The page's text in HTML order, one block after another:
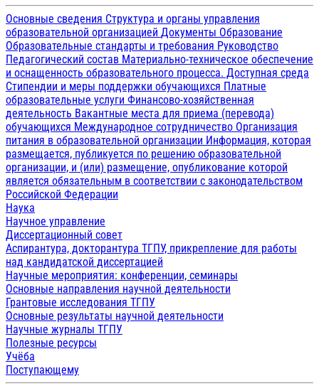
Основные сведения Структура и органы управления
образовательной организацией Документы Образование
Образовательные стандарты и требования Руководство
Педагогический состав Материально-техническое обеспечение
и оснащенность образовательного процесса. Доступная среда
Стипендии и меры поддержки обучающихся Платные
образовательные услуги Финансово-хозяйственная
деятельность Вакантные места для приема (перевода)
обучающихся Международное сотрудничество Организация
питания в образовательной организации Информация, которая
размещается, публикуется по решению образовательной
организации, и (или) размещение, опубликование которой
является обязательным в соответствии с законодательством
Российской Федерации
Наука
Научное управление
Диссертационный совет
Аспирантура, докторантура ТГПУ, прикрепление для работы
над кандидатской диссертацией
Научные мероприятия: конференции, семинары
Основные направления научной деятельности
Грантовые исследования ТГПУ
Основные результаты научной деятельности
Научные журналы ТГПУ
Полезные ресурсы
Учёба
Поступающему